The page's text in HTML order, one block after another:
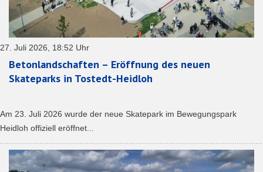
27. Juli 2026, 18:52 Uhr
Betonlandschaften – Eröffnung des neuen
Skateparks in Tostedt-Heidloh
Am 23. Juli 2026 wurde der neue Skatepark im Bewegungspark
Heidloh offiziell eröffnet...